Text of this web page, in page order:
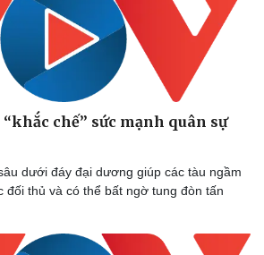
chế” sức mạnh quân sự
dưới đáy đại dương giúp các tàu ngầm
thủ và có thể bất ngờ tung đòn tấn